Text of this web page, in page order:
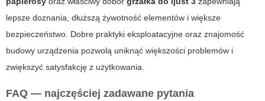
lepsze doznania, dłuższą żywotność elementów i większe
bezpieczeństwo. Dobre praktyki eksploatacyjne oraz znajomość
budowy urządzenia pozwolą uniknąć większości problemów i
zwiększyć satysfakcję z użytkowania.
FAQ — najczęściej zadawane pytania